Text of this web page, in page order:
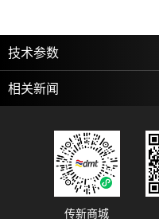
技术参数
相关新闻
传新商城